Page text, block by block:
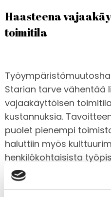
Haasteena
toimitila
Starian tarve vähentää
vajaakäyttöisen
kustannuksia.
puolet pienempi
haluttiin myös
henkilökohtaisista
jaettuihin työpisteisiin.